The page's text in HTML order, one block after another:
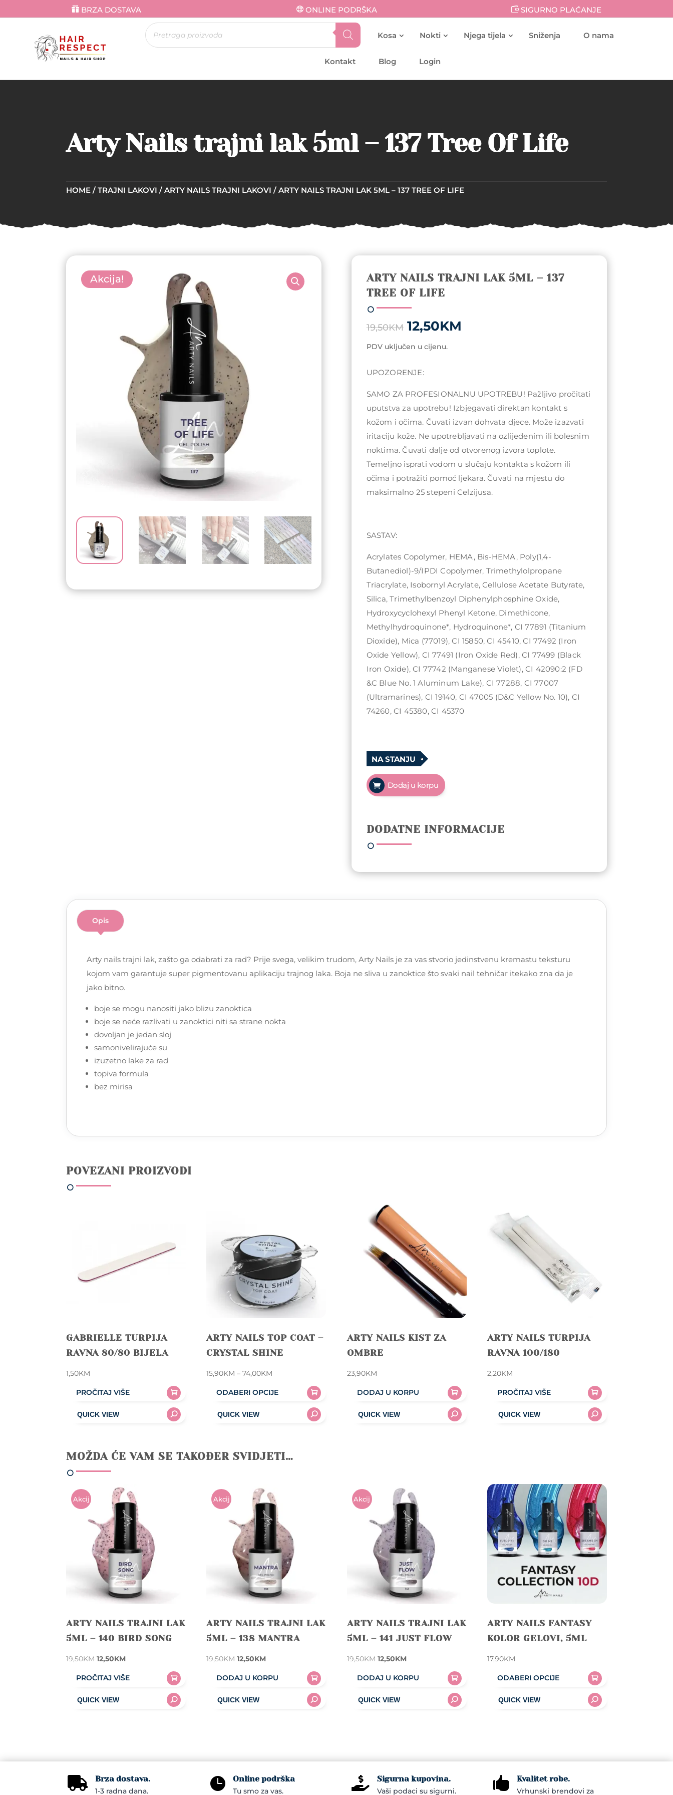
BRZA DOSTAVA ONLINE PODRŠKA SIGURNO PLAĆANJE
Products
search Kosa Nokti Njega tijela Sniženja O nama
Kontakt Blog Login
Arty Nails trajni lak 5ml – 137 Tree Of Life
HOME / TRAJNI LAKOVI / ARTY NAILS TRAJNI LAKOVI / ARTY NAILS TRAJNI LAK 5ML – 137 TREE OF LIFE
Akcija!
ARTY NAILS TRAJNI LAK 5ML – 137
TREE OF LIFE
19,50KM Original
price
was:
12,50KM
PDV uključen u cijenu.
UPOZORENJE:
SAMO ZA PROFESIONALNU UPOTREBU! Pažljivo pročitati
uputstva za upotrebu! Izbjegavati direktan kontakt s
kožom i očima. Čuvati izvan dohvata djece. Može izazvati
iritaciju kože. Ne upotrebljavati na ozlijeđenim ili bolesnim
noktima. Čuvati dalje od otvorenog izvora toplote.
Temeljno isprati vodom u slučaju kontakta s kožom ili
očima i potražiti pomoć ljekara. Čuvati na mjestu do
maksimalno 25 stepeni Celzijusa.
SASTAV:
Acrylates Copolymer, HEMA, Bis-HEMA, Poly(1,4-
Butanediol)-9/IPDI Copolymer, Trimethylolpropane
Triacrylate, Isobornyl Acrylate, Cellulose Acetate Butyrate,
Silica, Trimethylbenzoyl Diphenylphosphine Oxide,
Hydroxycyclohexyl Phenyl Ketone, Dimethicone,
Methylhydroquinone*, Hydroquinone*, CI 77891 (Titanium
Dioxide), Mica (77019), CI 15850, CI 45410, CI 77492 (Iron
Oxide Yellow), CI 77491 (Iron Oxide Red), CI 77499 (Black
Iron Oxide), CI 77742 (Manganese Violet), CI 42090:2 (FD
&C Blue No. 1 Aluminum Lake), CI 77288, CI 77007
(Ultramarines), CI 19140, CI 47005 (D&C Yellow No. 10), CI
74260, CI 45380, CI 45370
NA STANJU
Arty
Nails
5ml
137
Of
Dodaj u korpu
DODATNE INFORMACIJE
Opis
Arty nails trajni lak, zašto ga odabrati za rad? Prije svega, velikim trudom, Arty Nails je za vas stvorio jedinstvenu kremastu teksturu
kojom vam garantuje super pigmentovanu aplikaciju trajnog laka. Boja ne sliva u zanoktice što svaki nail tehničar itekako zna da je
jako bitno.
boje se mogu nanositi jako blizu zanoktica
boje se neće razlivati u zanoktici niti sa strane nokta
dovoljan je jedan sloj
samonivelirajuće su
izuzetno lake za rad
topiva formula
bez mirisa
POVEZANI PROIZVODI
GABRIELLE TURPIJA
RAVNA 80/80 BIJELA
1,50KM
PROČITAJ VIŠE
ARTY NAILS TOP COAT –
CRYSTAL SHINE
15,90KM – 74,00KM
ODABERI OPCIJE
product
variants.
may
chosen
ARTY NAILS KIST ZA
OMBRE
23,90KM
DODAJ U KORPU
ARTY NAILS TURPIJA
RAVNA 100/180
2,20KM
PROČITAJ VIŠE
MOŽDA ĆE VAM SE TAKOĐER SVIDJETI…
Akcij
ARTY NAILS TRAJNI LAK
5ML – 140 BIRD SONG
19,50KM Original
19,50KM.
12,50KMCurrent
PROČITAJ VIŠE
Akcij
ARTY NAILS TRAJNI LAK
5ML – 138 MANTRA
19,50KM Original
19,50KM.
12,50KMCurrent
DODAJ U KORPU
Akcij
ARTY NAILS TRAJNI LAK
5ML – 141 JUST FLOW
19,50KM Original
19,50KM.
12,50KMCurrent
DODAJ U KORPU
ARTY NAILS FANTASY
KOLOR GELOVI, 5ML
17,90KM
ODABERI OPCIJE
product
may
 Brza dostava.
1-3 radna dana.  Online podrška
Tu smo za vas.  Sigurna kupovina.
Vaši podaci su sigurni.  Kvalitet robe.
Vrhunski brendovi za